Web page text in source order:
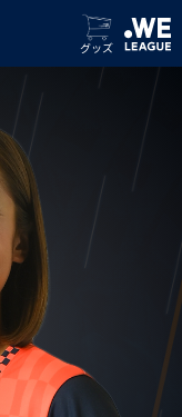
グッズ